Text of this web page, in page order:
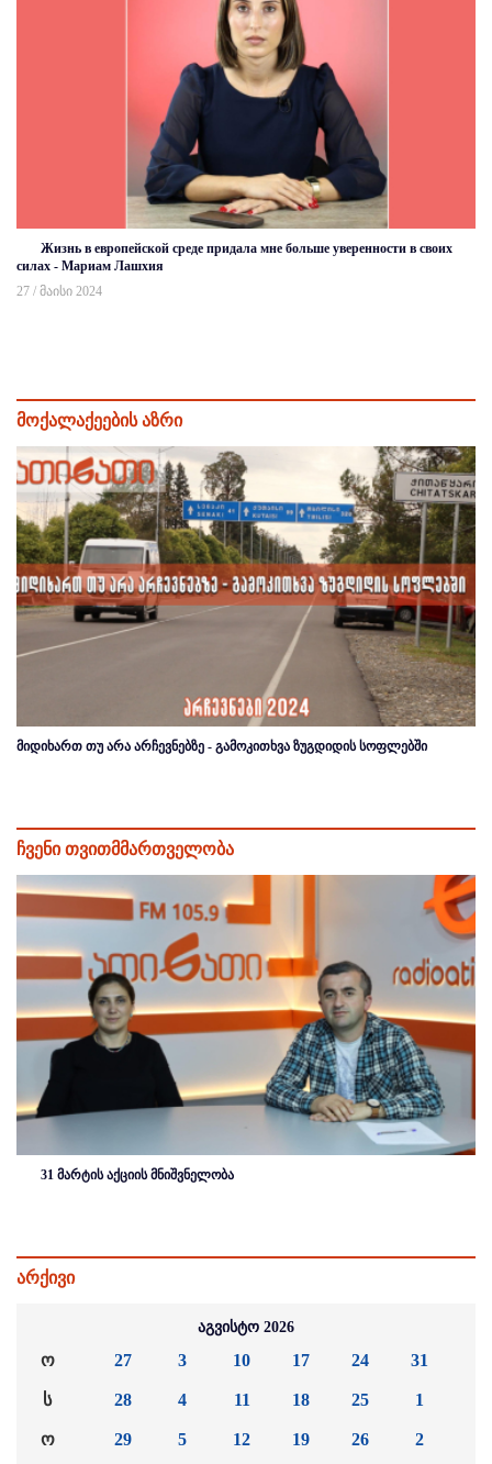
Жизнь в европейской среде придала мне больше уверенности в своих
силах - Мариам Лашхия
27 / მაისი 2024
მოქალაქეების აზრი
მიდიხართ თუ არა არჩევნებზე - გამოკითხვა ზუგდიდის სოფლებში
ჩვენი თვითმმართველობა
31 მარტის აქციის მნიშვნელობა
არქივი
აგვისტო 2026
ო
ს
ო
27
28
29
3
4
5
10
11
12
17
18
19
24
25
26
31
1
2